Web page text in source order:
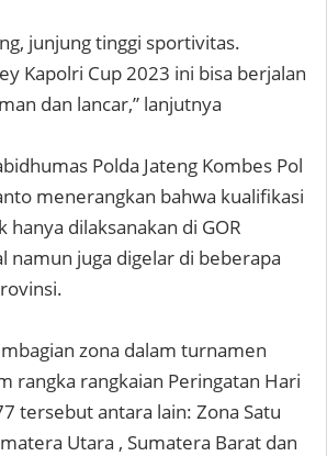
junjung tinggi sportivitas.
Kapolri Cup 2023 ini bisa berjalan
dan lancar,” lanjutnya
Polda Jateng Kombes Pol
menerangkan bahwa kualifikasi
hanya dilaksanakan di GOR
namun juga digelar di beberapa
zona dalam turnamen
rangka rangkaian Peringatan Hari
tersebut antara lain: Zona Satu
Utara , Sumatera Barat dan